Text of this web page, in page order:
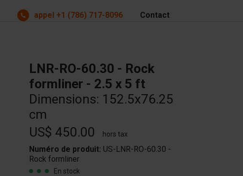
appel +1 (786) 717-8096 Contact
LNR-RO-60.30 - Rock
formliner - 2.5 x 5 ft
Dimensions: 152.5x76.25
cm
US$ 450.00
hors tax
Numéro de produit: US-LNR-RO-60.30 -
Rock formliner
En stock